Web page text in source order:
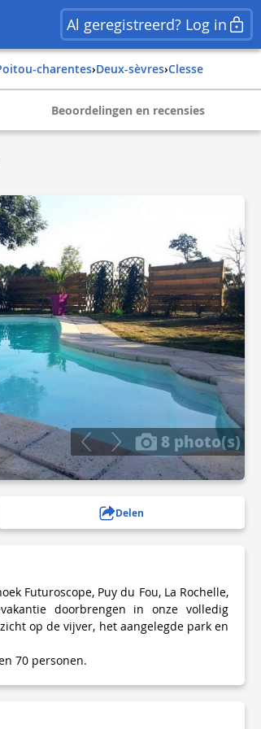
Al geregistreerd? Log in
poitou-charentes› deux-sèvres› clesse
Beoordelingen en recensies
8 photo(s)
Delen
Futuroscope, Puy du Fou, La Rochelle,
doorbrengen in onze volledig
op de vijver, het aangelegde park en
70 personen.